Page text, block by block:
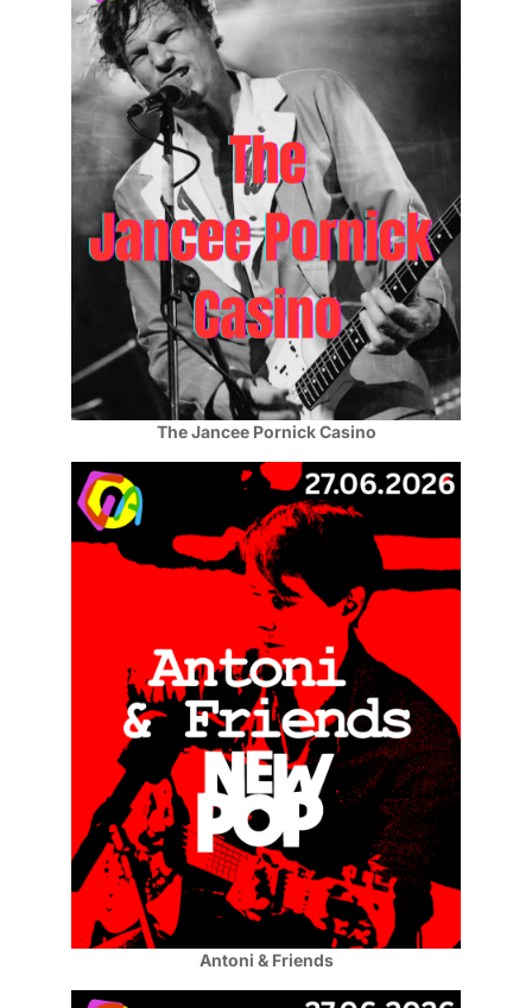
The Jancee Pornick Casino
Antoni & Friends